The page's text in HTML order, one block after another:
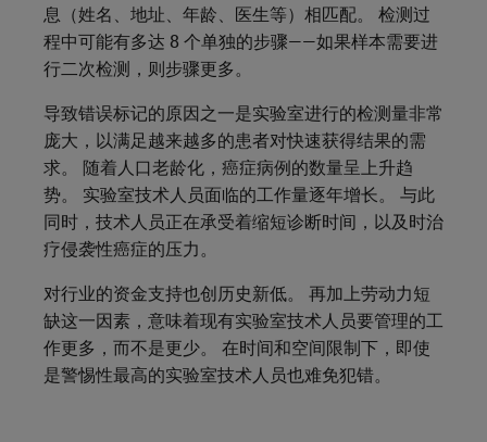
息（姓名、地址、年龄、医生等）相匹配。 检测过
程中可能有多达 8 个单独的步骤——如果样本需要进
行二次检测，则步骤更多。
导致错误标记的原因之一是实验室进行的检测量非常
庞大，以满足越来越多的患者对快速获得结果的需
求。 随着人口老龄化，癌症病例的数量呈上升趋
势。 实验室技术人员面临的工作量逐年增长。 与此
同时，技术人员正在承受着缩短诊断时间，以及时治
疗侵袭性癌症的压力。
对行业的资金支持也创历史新低。 再加上劳动力短
缺这一因素，意味着现有实验室技术人员要管理的工
作更多，而不是更少。 在时间和空间限制下，即使
是警惕性最高的实验室技术人员也难免犯错。